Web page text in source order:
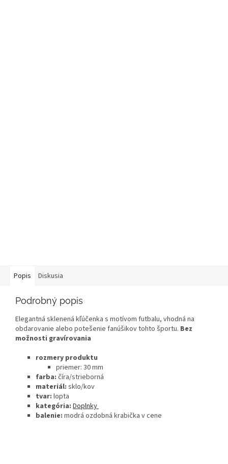
Popis Diskusia
Podrobný popis
Elegantná sklenená kľúčenka s motívom futbalu, vhodná na
obdarovanie alebo potešenie fanúšikov tohto športu. Bez
možnosti gravírovania
rozmery produktu
priemer: 30 mm
farba: číra/strieborná
materiál: sklo/kov
tvar: lopta
kategória: Doplnky
balenie: modrá ozdobná krabička v cene